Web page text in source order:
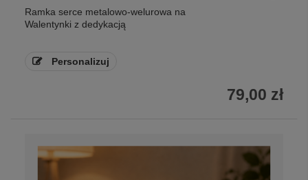
Ramka serce metalowo-welurowa na
Walentynki z dedykacją
Personalizuj
79,00 zł